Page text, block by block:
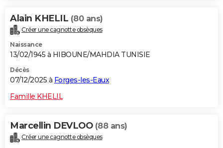
Alain KHELIL (80 ans)
Créer une cagnotte obsèques
Naissance
13/02/1945 à HIBOUNE/MAHDIA TUNISIE
Décès
07/12/2025 à Forges-les-Eaux
Famille KHELIL
Marcellin DEVLOO (88 ans)
Créer une cagnotte obsèques